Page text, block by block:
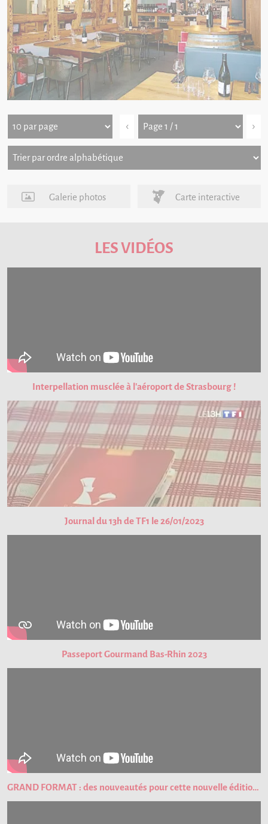
‹ ›
Galerie photos Carte interactive
LES VIDÉOS
Interpellation musclée à l'aéroport de Strasbourg !
Journal du 13h de TF1 le 26/01/2023
Passeport Gourmand Bas-Rhin 2023
GRAND FORMAT : des nouveautés pour cette nouvelle édition du Passeport Gourmand !